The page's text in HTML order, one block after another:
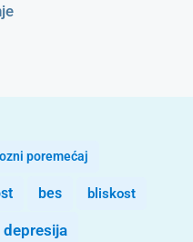
poremećaj
bes bliskost
depresija